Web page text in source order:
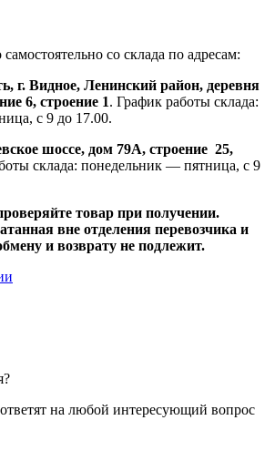
со склада по адресам:
г. Видное, Ленинский район, деревня
6, строение 1. График работы склада:
с 9 до 17.00.
шоссе, дом 79А, строение 25,
склада: понедельник — пятница, с 9
товар при получении.
вне отделения перевозчика и
и возврату не подлежит.
на любой интересующий вопрос